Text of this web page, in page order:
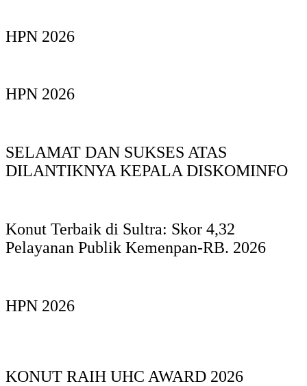
HPN 2026
HPN 2026
SELAMAT DAN SUKSES ATAS
DILANTIKNYA KEPALA DISKOMINFO
Konut Terbaik di Sultra: Skor 4,32
Pelayanan Publik Kemenpan-RB. 2026
HPN 2026
KONUT RAIH UHC AWARD 2026